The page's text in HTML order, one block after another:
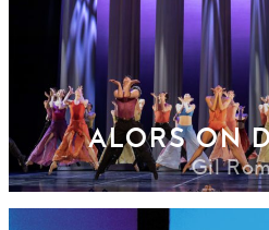
ALORS ON
Gil